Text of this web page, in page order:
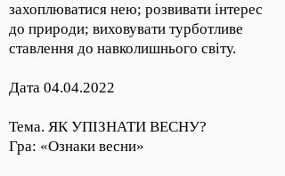
захоплюватися нею; розвивати інтерес
до природи; виховувати турботливе
ставлення до навколишнього світу.
Дата 04.04.2022
Тема. ЯК УПІЗНАТИ ВЕСНУ?
Гра: «Ознаки весни»